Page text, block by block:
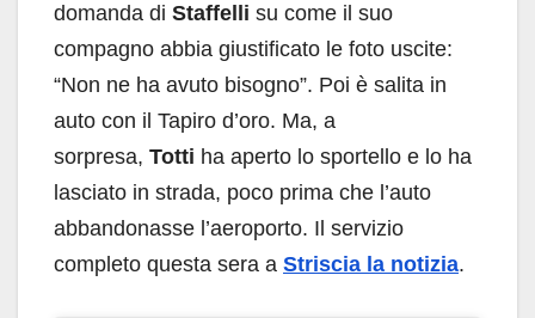
domanda di Staffelli su come il suo
compagno abbia giustificato le foto uscite:
“Non ne ha avuto bisogno”. Poi è salita in
auto con il Tapiro d’oro. Ma, a
sorpresa, Totti ha aperto lo sportello e lo ha
lasciato in strada, poco prima che l’auto
abbandonasse l’aeroporto. Il servizio
completo questa sera a Striscia la notizia.